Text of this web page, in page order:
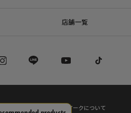
店舗一覧
サステナブルマークについて